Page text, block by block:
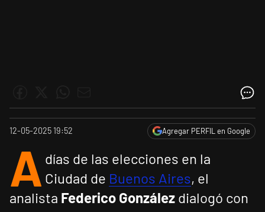
12-05-2025 19:52 Agregar PERFIL en Google
A días de las elecciones en la
Ciudad de Buenos Aires, el
analista Federico González dialogó con